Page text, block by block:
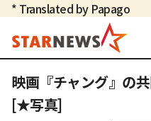
* Translated by Papago
映画『チャング』の
[★写真]